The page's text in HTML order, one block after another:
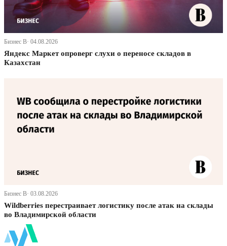
Бизнес В· 04.08.2026
Яндекс Маркет опроверг слухи о переносе складов в
Казахстан
Бизнес В· 03.08.2026
Wildberries перестраивает логистику после атак на склады
во Владимирской области